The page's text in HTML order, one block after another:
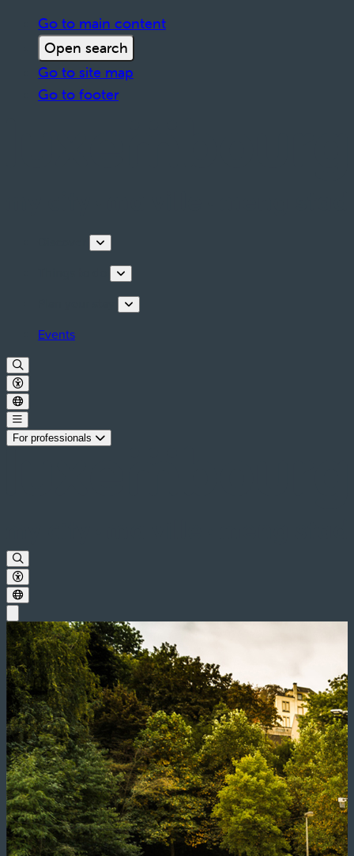
Go to main content
Open search
Go to site map
Go to footer
Events
For professionals